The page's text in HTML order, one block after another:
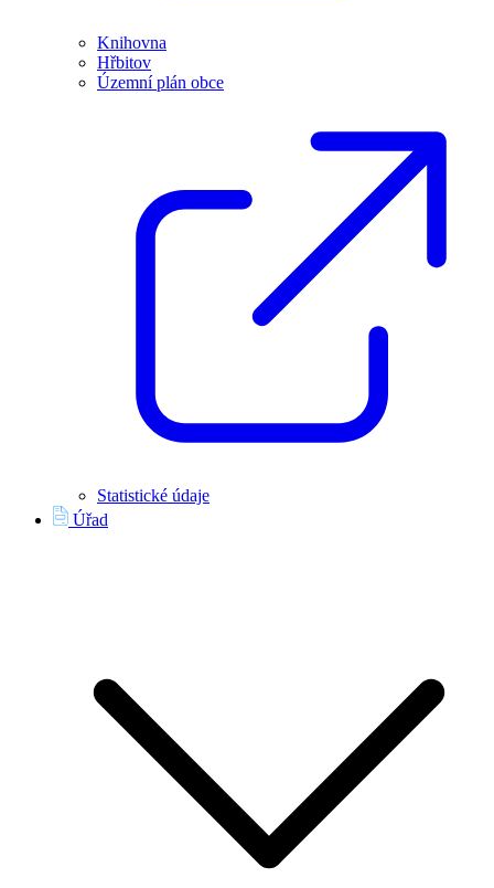
Knihovna
Hřbitov
Územní plán obce
Statistické údaje
Úřad